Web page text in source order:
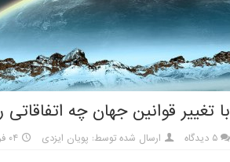
با تغییر قوانین جهان چه
۵ دیدگاه ارسال شده توسط: پویان ایزدی ۰۴ فروردین ۱۳۹۷ ساعت ۰۹:۰۰